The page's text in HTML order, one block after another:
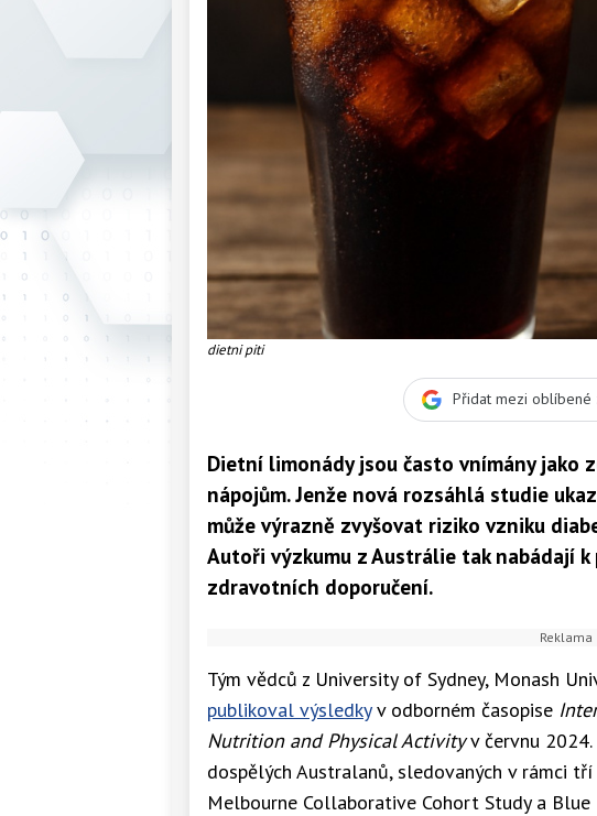
dietni piti
Přidat mezi oblíbené
Dietní limonády jsou často vnímány jako
nápojům. Jenže nová rozsáhlá studie
může výrazně zvyšovat riziko vzniku
Autoři výzkumu z Austrálie tak nabádají
zdravotních doporučení.
Tým vědců z University of Sydney, Monash
publikoval výsledkyv odborném časopise
Nutrition and Physical Activityv červnu
dospělých Australanů, sledovaných v rámci
Melbourne Collaborative Cohort Study a Blue